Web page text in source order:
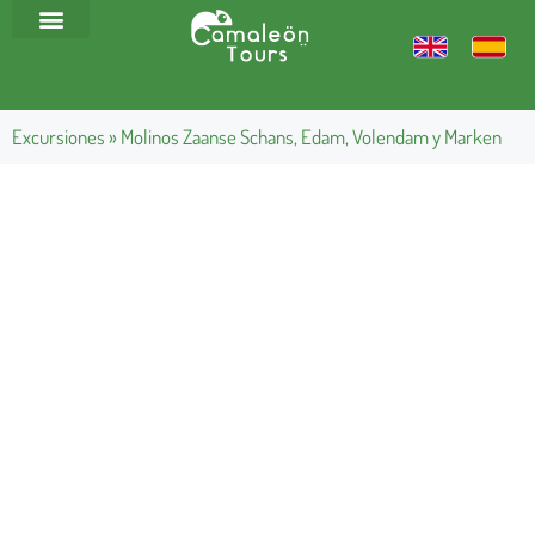
Excursiones»Molinos Zaanse Schans, Edam, Volendam y Marken